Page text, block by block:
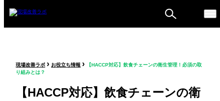
ム
現場改善ラボ › お役立ち情報 › 【HACCP対応】飲食チェーンの衛生管理！必須の取
り組みとは？
【HACCP対応】飲食チェーンの衛